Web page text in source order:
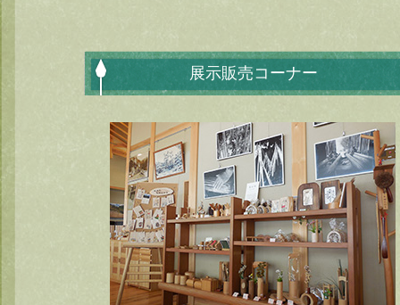
展示販売コーナー